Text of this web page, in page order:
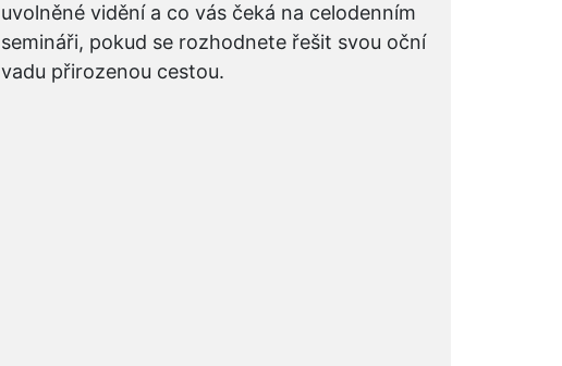
uvolněné vidění a co vás čeká na celodenním
semináři, pokud se rozhodnete řešit svou oční
vadu přirozenou cestou.